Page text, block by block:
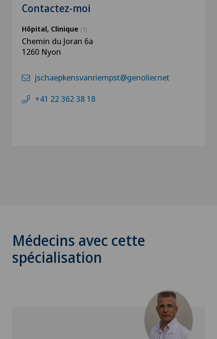
Contactez-moi
Hôpital, Clinique (1)
Chemin du Joran 6a
1260 Nyon
jschaepkensvanriempst@genolier.net
+41 22 362 38 18
Médecins avec cette
spécialisation